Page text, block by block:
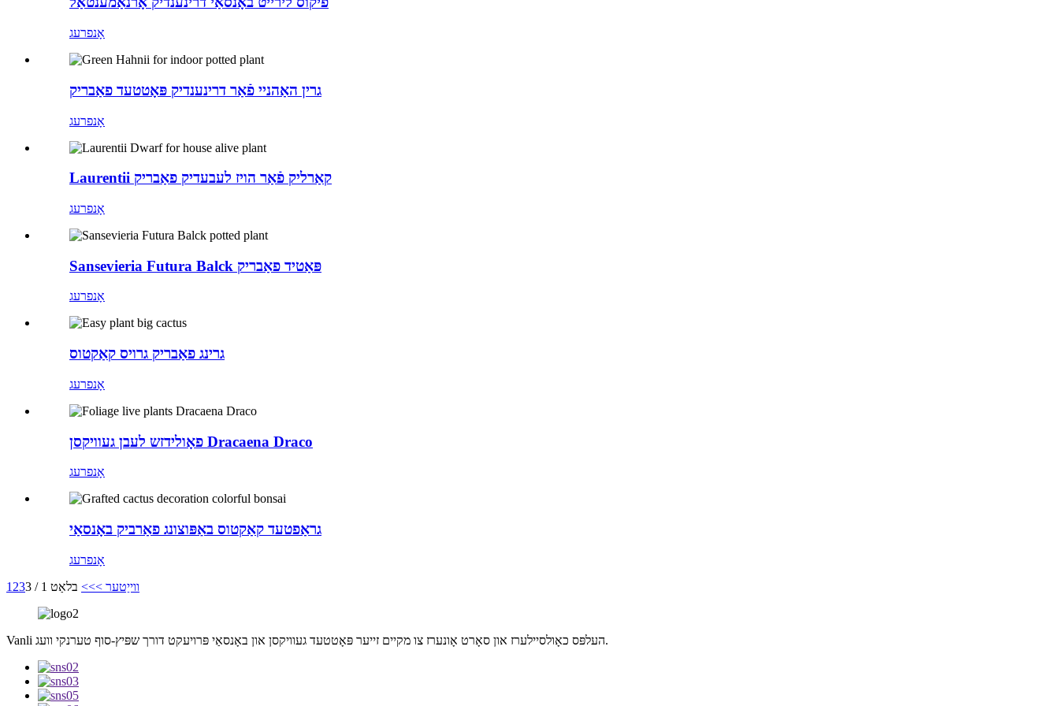
אָנפרעג
גרין האַהניי פֿאַר דרינענדיק פּאָטטעד פאַבריק
אָנפרעג
Laurentii קאַרליק פֿאַר הויז לעבעדיק פאַבריק
אָנפרעג
Sansevieria Futura Balck פּאַטיד פאַבריק
אָנפרעג
גרינג פאַבריק גרויס קאַקטוס
אָנפרעג
פאָולידזש לעבן געוויקסן Dracaena Draco
אָנפרעג
גראַפטעד קאַקטוס באַפּוצונג פאַרביק באָנסאַי
אָנפרעג
1 23 ווייַטער >>> בלאַט 1 / 3
Vanli העלפּס כאָולסיילערז און סאָרט אָונערז צו מקיים זייער פּאָטטעד געוויקסן און באָנסאַי פּרויעקט דורך שפּיץ-סוף טערנקי וועג.